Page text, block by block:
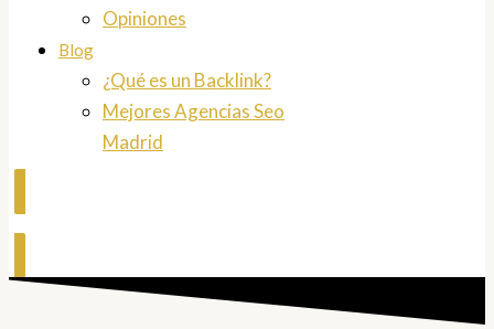
Opiniones
Blog
¿Qué es un Backlink?
Mejores Agencias Seo
Madrid